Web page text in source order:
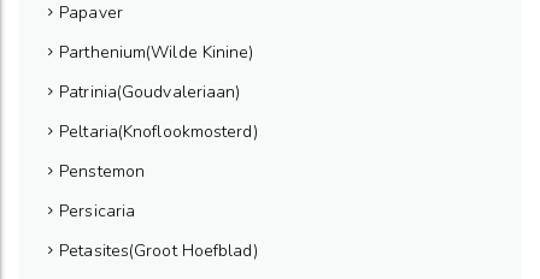
Papaver
Parthenium(Wilde Kinine)
Patrinia(Goudvaleriaan)
Peltaria(Knoflookmosterd)
Penstemon
Persicaria
Petasites(Groot Hoefblad)